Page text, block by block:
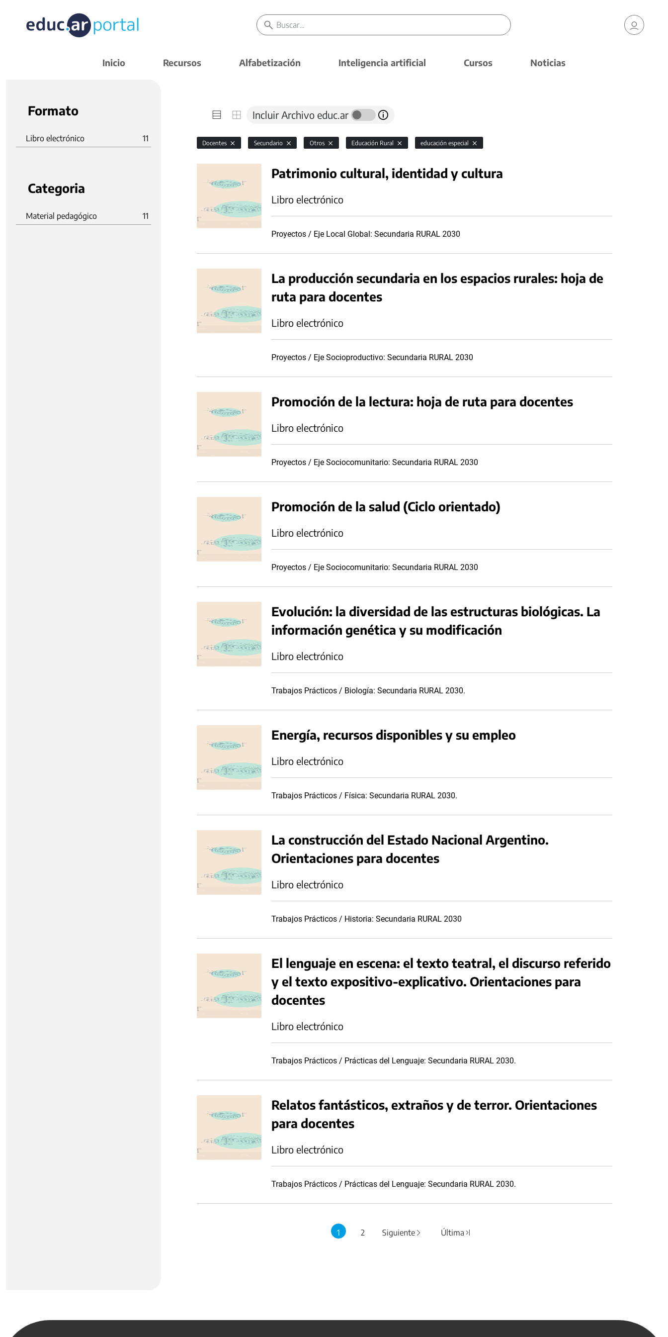
Inicio Recursos Alfabetización Inteligencia artificial Cursos Noticias
Formato
Libro electrónico 11
Categoria
Material pedagógico 11
Incluir Archivo educ.ar
Docentes Secundario Otros Educación Rural educación especial
Patrimonio cultural, identidad y cultura
Libro electrónico
Proyectos / Eje Local Global: Secundaria RURAL 2030
La producción secundaria en los espacios rurales: hoja de
ruta para docentes
Libro electrónico
Proyectos / Eje Socioproductivo: Secundaria RURAL 2030
Promoción de la lectura: hoja de ruta para docentes
Libro electrónico
Proyectos / Eje Sociocomunitario: Secundaria RURAL 2030
Promoción de la salud (Ciclo orientado)
Libro electrónico
Proyectos / Eje Sociocomunitario: Secundaria RURAL 2030
Evolución: la diversidad de las estructuras biológicas. La
información genética y su modificación
Libro electrónico
Trabajos Prácticos / Biología: Secundaria RURAL 2030.
Energía, recursos disponibles y su empleo
Libro electrónico
Trabajos Prácticos / Física: Secundaria RURAL 2030.
La construcción del Estado Nacional Argentino.
Orientaciones para docentes
Libro electrónico
Trabajos Prácticos / Historia: Secundaria RURAL 2030
El lenguaje en escena: el texto teatral, el discurso referido
y el texto expositivo-explicativo. Orientaciones para
docentes
Libro electrónico
Trabajos Prácticos / Prácticas del Lenguaje: Secundaria RURAL 2030.
Relatos fantásticos, extraños y de terror. Orientaciones
para docentes
Libro electrónico
Trabajos Prácticos / Prácticas del Lenguaje: Secundaria RURAL 2030.
1 2 Siguiente Última